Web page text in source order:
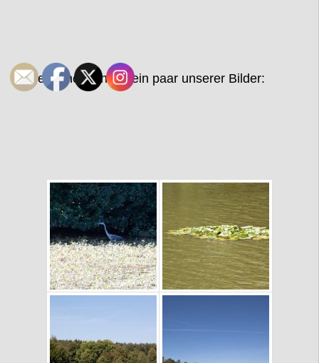
Hier schon einmal ein paar unserer Bilder: